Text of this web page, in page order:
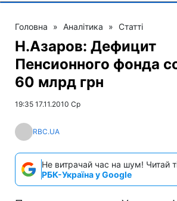
Головна » Аналітика » Статті
Н.Азаров: Дефицит
Пенсионного фонда
60 млрд грн
19:35 17.11.2010 Ср
RBC.UA
Не витрачай час на шум! Читай
РБК-Україна у Google